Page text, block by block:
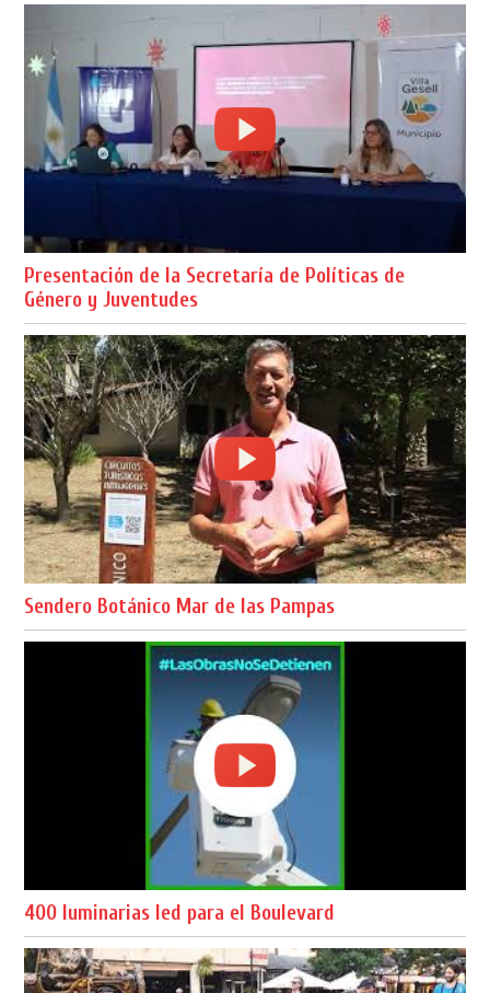
Presentación de la Secretaría de Políticas de
Género y Juventudes
Sendero Botánico Mar de las Pampas
400 luminarias led para el Boulevard